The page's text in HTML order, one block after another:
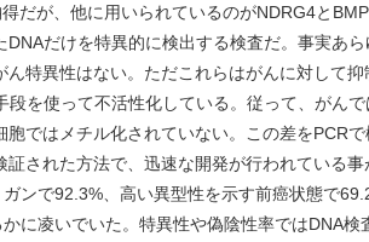
だが、他に用いられているのがNDRG4と
DNAだけを特異的に検出する検査だ。事実あ
ん特異性はない。ただこれらはがんに対して
段を使って不活性化している。従って、がん
胞ではメチル化されていない。この差をPCR
証された方法で、迅速な開発が行われている
ンで92.3%、高い異型性を示す前癌状態で
に凌いでいた。特異性や偽陰性率ではDNA